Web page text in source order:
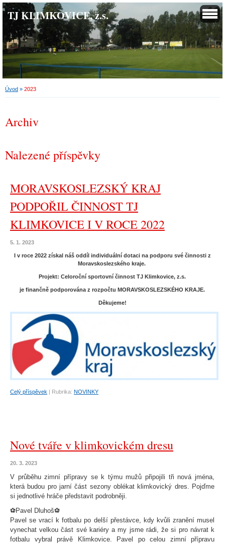
TJ KLIMKOVICE, z.s.
Úvod » 2023
Archiv
Nalezené příspěvky
MORAVSKOSLEZSKÝ KRAJ
PODPOŘIL ČINNOST TJ
KLIMKOVICE I V ROCE 2022
5. 1. 2023
I v roce 2022 získal náš oddíl individuální dotaci na podporu své činnosti z
Moravskoslezského kraje.
Projekt: Celoroční sportovní činnost TJ Klimkovice, z.s.
je finančně podporována z rozpočtu MORAVSKOSLEZSKÉHO KRAJE.
Děkujeme!
Celý příspěvek | Rubrika: NOVINKY
Nové tváře v klimkovickém dresu
20. 3. 2023
V průběhu zimní přípravy se k týmu mužů připojili tři nová jména,
která budou pro jarní část sezony oblékat klimkovický dres. Pojďme
si jednotlivé hráče představit podrobněji.
⚽️Pavel Dluhoš⚽️
Pavel se vrací k fotbalu po delší přestávce, kdy kvůli zranění musel
vynechat velkou část své kariéry a my jsme rádi, že si pro návrat k
fotbalu vybral právě Klimkovice. Pavel po celou zimní přípravu